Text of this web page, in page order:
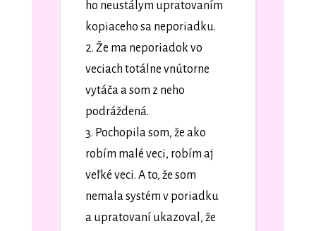
ho neustálym upratovaním
kopiaceho sa neporiadku.
2. Že ma neporiadok vo
veciach totálne vnútorne
vytáča a som z neho
podráždená.
3. Pochopila som, že ako
robím malé veci, robím aj
veľké veci. A to, že som
nemala systém v poriadku
a upratovaní ukazoval, že